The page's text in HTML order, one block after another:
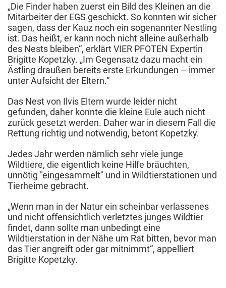
„Die Finder haben zuerst ein Bild des Kleinen an die
Mitarbeiter der EGS geschickt. So konnten wir sicher
sagen, dass der Kauz noch ein sogenannter Nestling
ist. Das heißt, er kann noch nicht alleine außerhalb
des Nests bleiben“, erklärt VIER PFOTEN Expertin
Brigitte Kopetzky. „Im Gegensatz dazu macht ein
Ästling draußen bereits erste Erkundungen – immer
unter Aufsicht der Eltern.“
Das Nest von Ilvis Eltern wurde leider nicht
gefunden, daher konnte die kleine Eule auch nicht
zurück gesetzt werden. Daher war in diesem Fall die
Rettung richtig und notwendig, betont Kopetzky.
Jedes Jahr werden nämlich sehr viele junge
Wildtiere, die eigentlich keine Hilfe bräuchten,
unnötig "eingesammelt" und in Wildtierstationen und
Tierheime gebracht.
„Wenn man in der Natur ein scheinbar verlassenes
und nicht offensichtlich verletztes junges Wildtier
findet, dann sollte man unbedingt eine
Wildtierstation in der Nähe um Rat bitten, bevor man
das Tier angreift oder gar mitnimmt“, appelliert
Brigitte Kopetzky.